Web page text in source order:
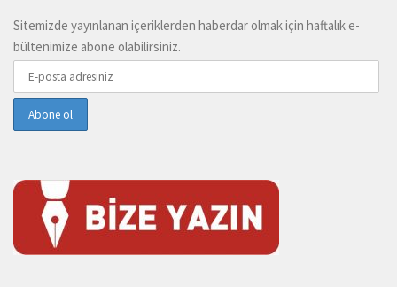
Sitemizde yayınlanan içeriklerden haberdar olmak için haftalık e-
bültenimize abone olabilirsiniz.